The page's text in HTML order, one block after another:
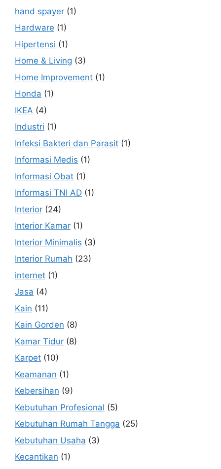
hand spayer (1)
Hardware (1)
Hipertensi (1)
Home & Living (3)
Home Improvement (1)
Honda (1)
IKEA (4)
Industri (1)
Infeksi Bakteri dan Parasit (1)
Informasi Medis (1)
Informasi Obat (1)
Informasi TNI AD (1)
Interior (24)
Interior Kamar (1)
Interior Minimalis (3)
Interior Rumah (23)
internet (1)
Jasa (4)
Kain (11)
Kain Gorden (8)
Kamar Tidur (8)
Karpet (10)
Keamanan (1)
Kebersihan (9)
Kebutuhan Profesional (5)
Kebutuhan Rumah Tangga (25)
Kebutuhan Usaha (3)
Kecantikan (1)